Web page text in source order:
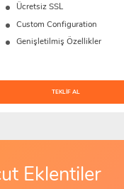
Ücretsiz SSL
Custom Configuration
Genişletilmiş Özellikler
TEKLIF AL
Eklentiler